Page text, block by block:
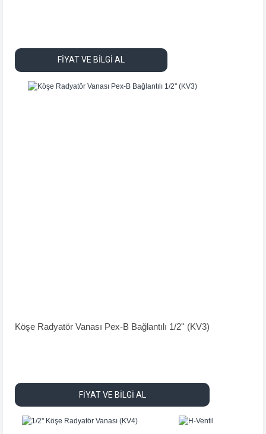
FİYAT VE BİLGİ AL
Köşe Radyatör Vanası Pex-B Bağlantılı 1/2'' (KV3)
FİYAT VE BİLGİ AL